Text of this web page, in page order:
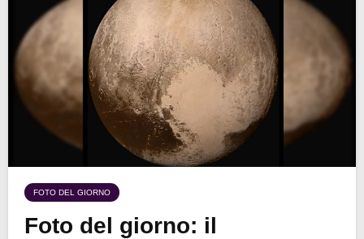
FOTO DEL GIORNO
Foto del giorno: il